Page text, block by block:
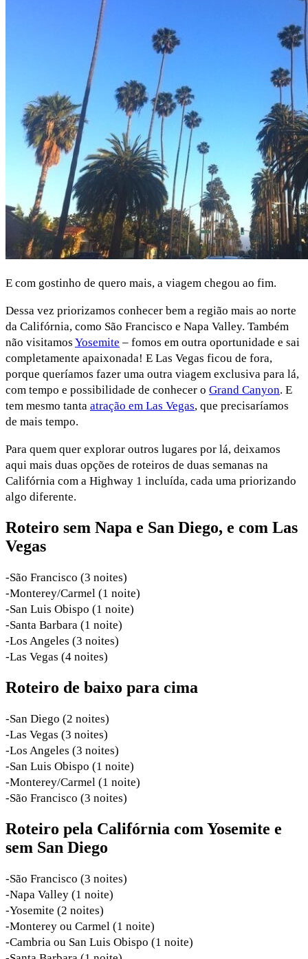
E com gostinho de quero mais, a viagem chegou ao fim.
Dessa vez priorizamos conhecer bem a região mais ao norte
da Califórnia, como São Francisco e Napa Valley. Também
não visitamos Yosemite – fomos em outra oportunidade e sai
completamente apaixonada! E Las Vegas ficou de fora,
porque queríamos fazer uma outra viagem exclusiva para lá,
com tempo e possibilidade de conhecer o Grand Canyon. E
tem mesmo tanta atração em Las Vegas, que precisaríamos
de mais tempo.
Para quem quer explorar outros lugares por lá, deixamos
aqui mais duas opções de roteiros de duas semanas na
Califórnia com a Highway 1 incluída, cada uma priorizando
algo diferente.
Roteiro sem Napa e San Diego, e com Las
Vegas
-São Francisco (3 noites)
-Monterey/Carmel (1 noite)
-San Luis Obispo (1 noite)
-Santa Barbara (1 noite)
-Los Angeles (3 noites)
-Las Vegas (4 noites)
Roteiro de baixo para cima
-San Diego (2 noites)
-Las Vegas (3 noites)
-Los Angeles (3 noites)
-San Luis Obispo (1 noite)
-Monterey/Carmel (1 noite)
-São Francisco (3 noites)
Roteiro pela Califórnia com Yosemite e
sem San Diego
-São Francisco (3 noites)
-Napa Valley (1 noite)
-Yosemite (2 noites)
-Monterey ou Carmel (1 noite)
-Cambria ou San Luis Obispo (1 noite)